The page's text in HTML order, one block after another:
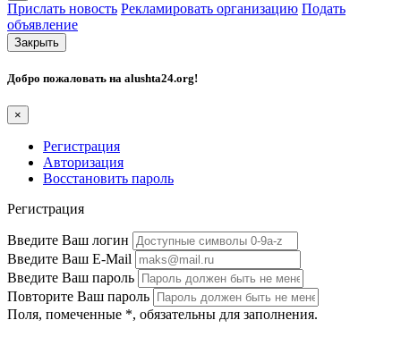
Прислать новость Рекламировать организацию Подать
объявление
Закрыть
Добро пожаловать на alushta24.org!
×
Регистрация
Авторизация
Восстановить пароль
Регистрация
Введите Ваш логин
Введите Ваш E-Mail
Введите Ваш пароль
Повторите Ваш пароль
Поля, помеченные *, обязательны для заполнения.